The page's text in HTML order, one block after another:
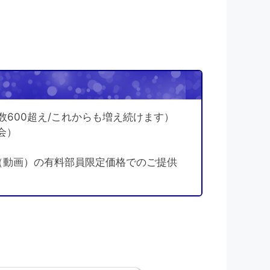
超え/これからも増え続けます）
画）の有料部員限定価格でのご提供